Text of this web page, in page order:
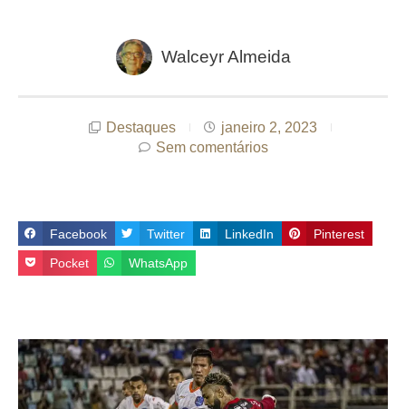
Walceyr Almeida
Destaques
janeiro 2, 2023
Sem comentários
Facebook Twitter LinkedIn Pinterest
Pocket WhatsApp